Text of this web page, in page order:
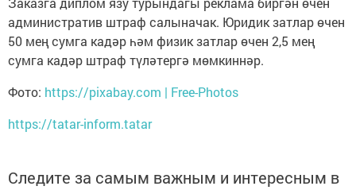
административ штраф салыначак. Юридик затлар өчен
50 мең сумга кадәр һәм физик затлар өчен 2,5 мең
сумга кадәр штраф түләтергә мөмкиннәр.
Фото: https://pixabay.com | Free-Photos
https://tatar-inform.tatar
Следите за самым важным и интересным в